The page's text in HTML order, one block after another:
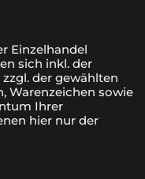
Einzelhandel
sich inkl. der
der gewählten
Warenzeichen sowie
Ihrer
hier nur der